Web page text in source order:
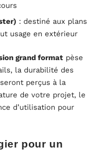
: destiné aux plans
usage en extérieur
grand format pèse
la durabilité des
perçus à la
de votre projet, le
d’utilisation pour
pour un